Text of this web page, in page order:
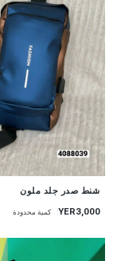
شنط صدر جلد ملون
YER3,000 كمية محدودة